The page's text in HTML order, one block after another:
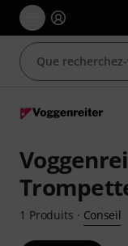
1 Produits · Conseil